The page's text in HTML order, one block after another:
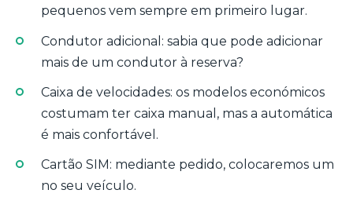
pequenos vem sempre em primeiro lugar.
Condutor adicional: sabia que pode adicionar
mais de um condutor à reserva?
Caixa de velocidades: os modelos económicos
costumam ter caixa manual, mas a automática
é mais confortável.
Cartão SIM: mediante pedido, colocaremos um
no seu veículo.